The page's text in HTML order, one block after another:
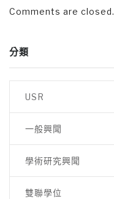
Comments are closed.
分類
USR
一般興聞
學術研究興聞
雙聯學位